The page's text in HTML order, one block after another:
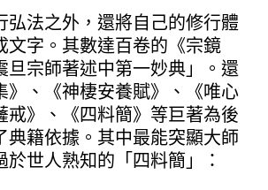
弘法之外，還將自己的修行體
文字。其數達百卷的《宗鏡
旦宗師著述中第一妙典」。還
》、《神棲安養賦》、《唯心
戒》、《四料簡》等巨著為後
典籍依據。其中最能突顯大師
世人熟知的「四料簡」：